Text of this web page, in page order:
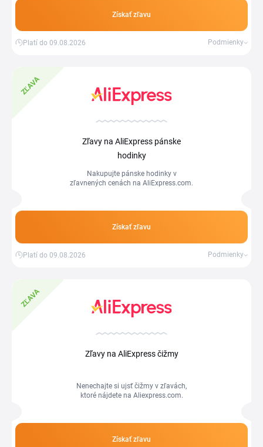
Získať zľavu
Platí do 09.08.2026 Podmienky
ZĽAVA
Zľavy na AliExpress pánske
hodinky
Nakupujte pánske hodinky v
zľavnených cenách na AliExpress.com.
Získať zľavu
Platí do 09.08.2026 Podmienky
ZĽAVA
Zľavy na AliExpress čižmy
Nenechajte si ujsť čižmy v zľavách,
ktoré nájdete na Aliexpress.com.
Získať zľavu